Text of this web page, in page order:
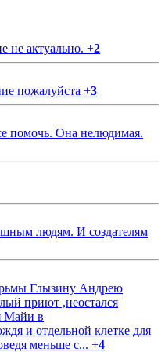
не актуально. +2
пожалуйста +3
помочь. Она нелюдимая.
людям. И создателям
Глызину Андрею
приют ,неостался
Майи в
и отдельной клетке для
меньше с... +4